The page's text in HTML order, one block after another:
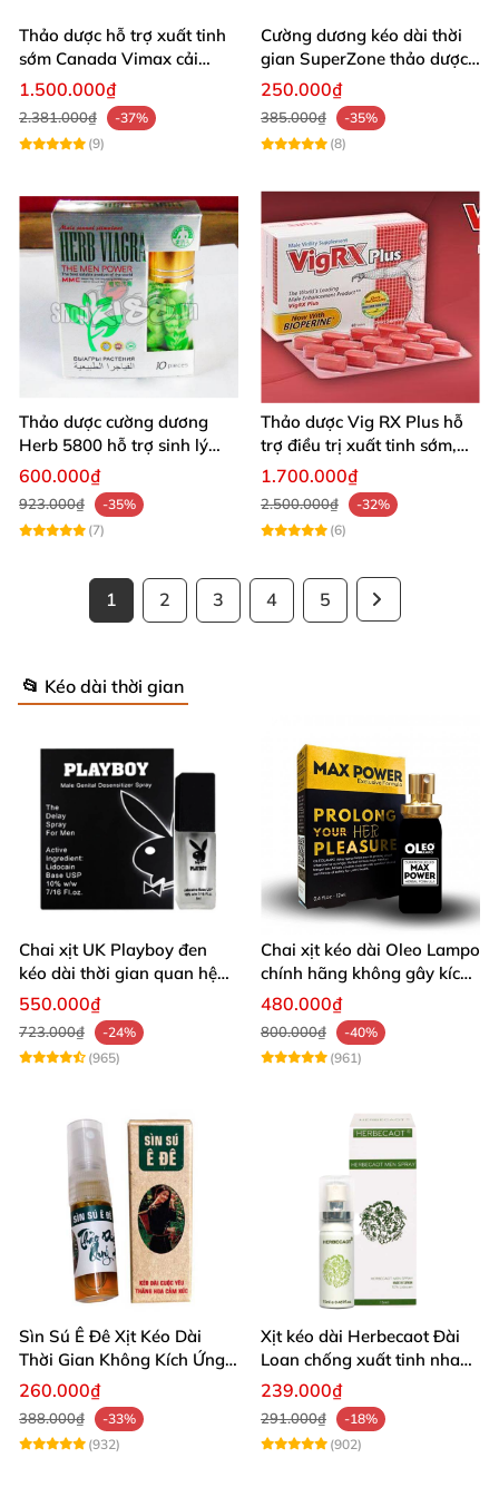
Thảo dược hỗ trợ xuất tinh
sớm Canada Vimax cải
thiện sinh lý nam
1.500.000₫
2.381.000₫
-37%
(9)
Cường dương kéo dài thời
gian SuperZone thảo dược
tăng sức bền
250.000₫
385.000₫
-35%
(8)
Thảo dược cường dương
Herb 5800 hỗ trợ sinh lý
nam mạnh mẽ kéo dài
600.000₫
923.000₫
-35%
(7)
Thảo dược Vig RX Plus hỗ
trợ điều trị xuất tinh sớm,
tăng cường sinh lý nam
1.700.000₫
2.500.000₫
-32%
(6)
1 2 3 4 5
📂 Kéo dài thời gian
Chai xịt UK Playboy đen
kéo dài thời gian quan hệ
5ml nhỏ gọn
550.000₫
723.000₫
-24%
(965)
Chai xịt kéo dài Oleo Lampo
chính hãng không gây kích
ứng da
480.000₫
800.000₫
-40%
(961)
Sìn Sú Ê Đê Xịt Kéo Dài
Thời Gian Không Kích Ứng
Da
260.000₫
388.000₫
-33%
(932)
Xịt kéo dài Herbecaot Đài
Loan chống xuất tinh nhanh
hiệu quả
239.000₫
291.000₫
-18%
(902)